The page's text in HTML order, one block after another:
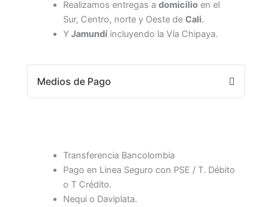
Realizamos entregas a domicilioen el
Sur, Centro, norte y Oeste de Cali.
Y Jamundíincluyendo la Vía Chipaya.
Medios de Pago
Transferencia Bancolombia
Pago en Linea Seguro con PSE / T. Débito
o T Crédito.
Nequi o Daviplata.